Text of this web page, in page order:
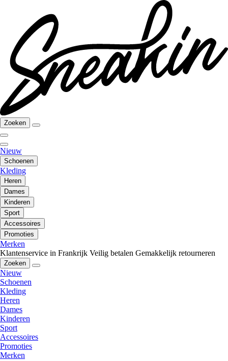
Zoeken
Nieuw
Schoenen
Kleding
Heren
Dames
Kinderen
Sport
Accessoires
Promoties
Merken
Klantenservice in Frankrijk Veilig betalen Gemakkelijk retourneren
Zoeken
Nieuw
Schoenen
Kleding
Heren
Dames
Kinderen
Sport
Accessoires
Promoties
Merken